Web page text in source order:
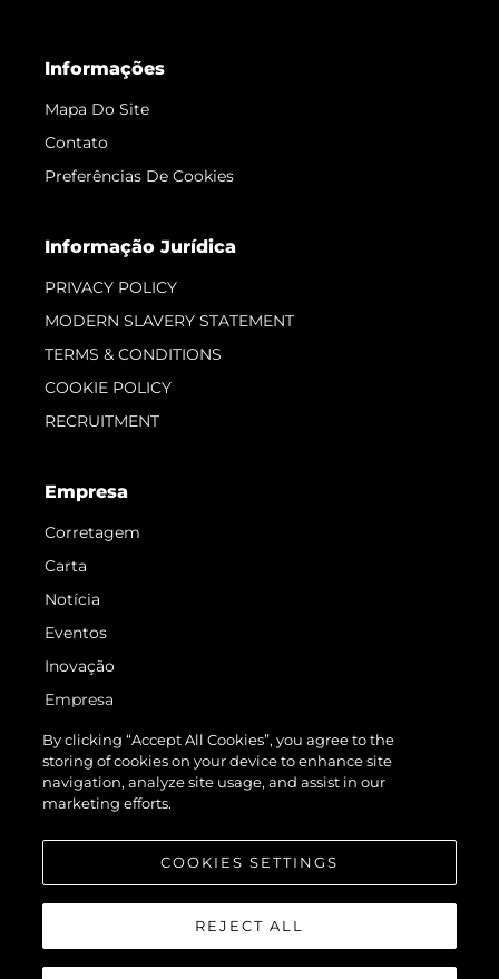
Informações
Mapa Do Site
Contato
Preferências De Cookies
Informação Jurídica
PRIVACY POLICY
MODERN SLAVERY STATEMENT
TERMS & CONDITIONS
COOKIE POLICY
RECRUITMENT
Empresa
Corretagem
Carta
Notícia
Eventos
Inovação
Empresa
Equipe
Estilo De Vida
Herança
By clicking “Accept All Cookies”, you agree to the
storing of cookies on your device to enhance site
navigation, analyze site usage, and assist in our
marketing efforts.
COOKIES SETTINGS
REJECT ALL